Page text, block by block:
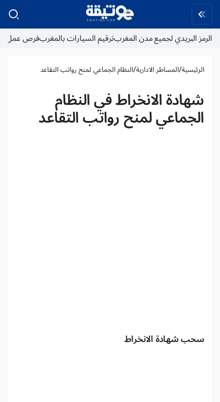
الرمز البريدي لجميع مدن المغربترقيم السيارات بالمغربفرص عمل
الرئيسية/المساطر الادارية/النظام الجماعي لمنح رواتب التقاعد
شهادة الانخراط في النظام
الجماعي لمنح رواتب التقاعد
سحب شهادة الانخراط